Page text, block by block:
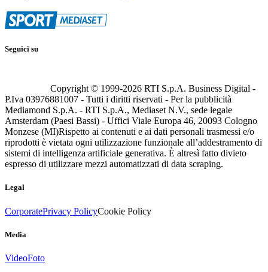
Seguici su
Copyright © 1999-2026 RTI S.p.A. Business Digital -
P.Iva 03976881007 - Tutti i diritti riservati - Per la pubblicità
Mediamond S.p.A. - RTI S.p.A., Mediaset N.V., sede legale
Amsterdam (Paesi Bassi) - Uffici Viale Europa 46, 20093 Cologno
Monzese (MI)Rispetto ai contenuti e ai dati personali trasmessi e/o
riprodotti è vietata ogni utilizzazione funzionale all’addestramento di
sistemi di intelligenza artificiale generativa. È altresì fatto divieto
espresso di utilizzare mezzi automatizzati di data scraping.
Legal
CorporatePrivacy PolicyCookie Policy
Media
VideoFoto